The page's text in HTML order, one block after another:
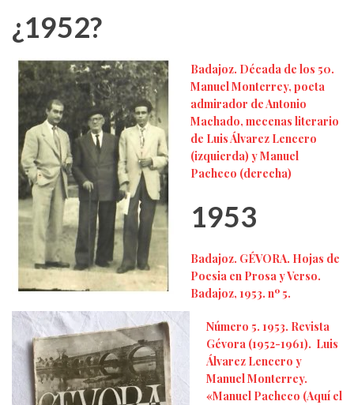
¿1952?
Badajoz. Década de los 50.
Manuel Monterrey, poeta
admirador de Antonio
Machado, mecenas literario
de Luis Álvarez Lencero
(izquierda) y Manuel
Pacheco (derecha)
1953
Badajoz. GÉVORA. Hojas de
Poesia en Prosa y Verso.
Badajoz, 1953. nº 5.
Número 5. 1953. Revista
Gévora (1952-1961). Luis
Álvarez Lencero y
Manuel Monterrey.
«Manuel Pacheco (Aquí el